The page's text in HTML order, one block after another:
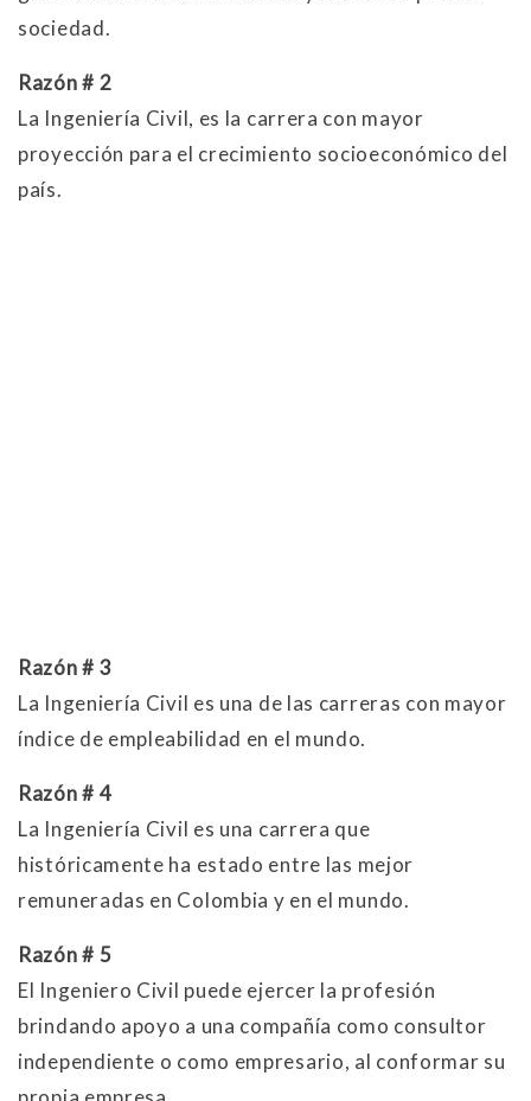
sociedad.
Razón # 2
La Ingeniería Civil, es la carrera con mayor
proyección para el crecimiento socioeconómico del
país.
Razón # 3
La Ingeniería Civil es una de las carreras con mayor
índice de empleabilidad en el mundo.
Razón # 4
La Ingeniería Civil es una carrera que
históricamente ha estado entre las mejor
remuneradas en Colombia y en el mundo.
Razón # 5
El Ingeniero Civil puede ejercer la profesión
brindando apoyo a una compañía como consultor
independiente o como empresario, al conformar su